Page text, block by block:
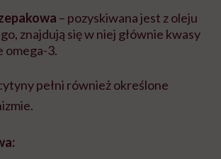
– pozyskiwana jest z oleju
znajdują się w niej głównie kwasy
omega-3.
pełni również określone